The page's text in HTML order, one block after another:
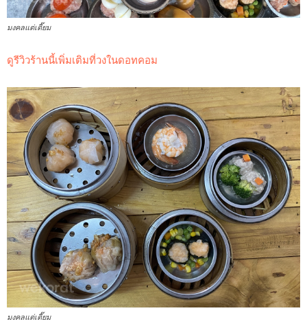
มงคลแต่เตี๊ยม
ดูรีวิวร้านนี้เพิ่มเติมที่วงในดอทคอม
มงคลแต่เตี๊ยม